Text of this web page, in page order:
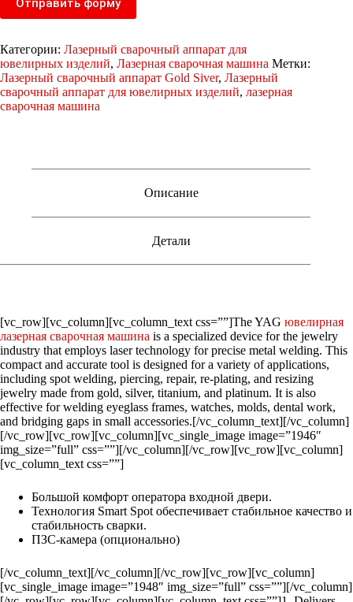
Отправить форму
Категории: Лазерный сварочный аппарат для
ювелирных изделий, Лазерная сварочная машина Метки:
Лазерный сварочный аппарат Gold Siver, Лазерный
сварочный аппарат для ювелирных изделий, лазерная
сварочная машина
Описание
Детали
[vc_row][vc_column][vc_column_text css=””]The YAG ювелирная
лазерная сварочная машина is a specialized device for the jewelry
industry that employs laser technology for precise metal welding. This
compact and accurate tool is designed for a variety of applications,
including spot welding, piercing, repair, re-plating, and resizing
jewelry made from gold, silver, titanium, and platinum. It is also
effective for welding eyeglass frames, watches, molds, dental work,
and bridging gaps in small accessories.[/vc_column_text][/vc_column]
[/vc_row][vc_row][vc_column][vc_single_image image=”1946″
img_size=”full” css=””][/vc_column][/vc_row][vc_row][vc_column]
[vc_column_text css=””]
Большой комфорт оператора входной двери.
Технология Smart Spot обеспечивает стабильное качество и
стабильность сварки.
ПЗС-камера (опционально)
[/vc_column_text][/vc_column][/vc_row][vc_row][vc_column]
[vc_single_image image=”1948″ img_size=”full” css=””][/vc_column]